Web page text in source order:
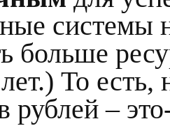
системы
больше
То
рублей –